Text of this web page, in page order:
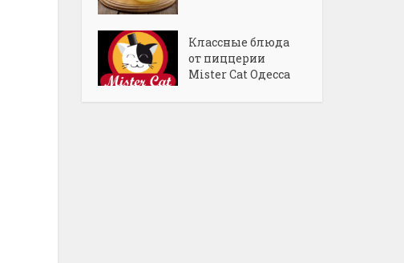
Классные блюда
от пиццерии
Mister Cat Одесса